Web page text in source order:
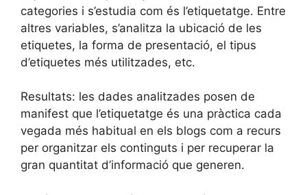
categories i s’estudia com és l’etiquetatge. Entre
altres variables, s’analitza la ubicació de les
etiquetes, la forma de presentació, el tipus
d’etiquetes més utilitzades, etc.
Resultats: les dades analitzades posen de
manifest que l’etiquetatge és una pràctica cada
vegada més habitual en els blogs com a recurs
per organitzar els continguts i per recuperar la
gran quantitat d’informació que generen.